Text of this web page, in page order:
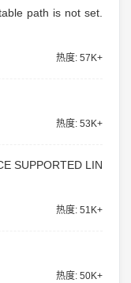
path is not set.
热度: 57K+
热度: 53K+
SUPPORTED LIN
热度: 51K+
热度: 50K+